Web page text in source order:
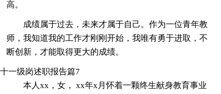
高。
成绩属于过去，未来才属于自己。作为一位青年教
师，我知道我的工作才刚刚开始，我唯有勇于进取，不
断创新，才能取得更大的成绩。
十一级岗述职报告篇7
本人xx，女， xx年x月怀着一颗终生献身教育事业